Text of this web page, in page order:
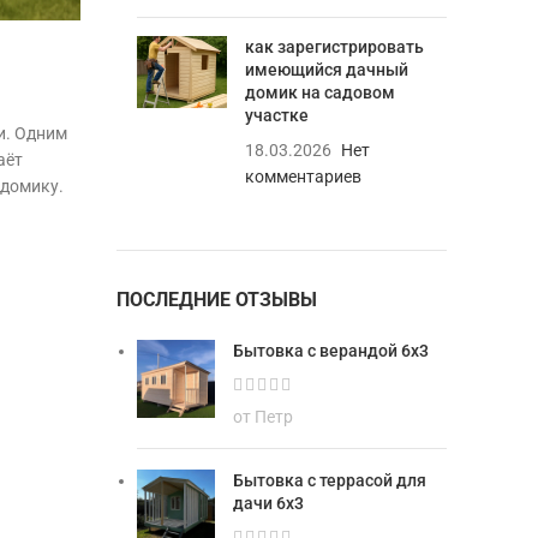
Одним
как зарегистрировать
имеющийся дачный
домик на садовом
участке
18.03.2026
Нет
комментариев
ПОСЛЕДНИЕ ОТЗЫВЫ
Бытовка с верандой 6х3
от Петр
Бытовка с террасой для
дачи 6х3